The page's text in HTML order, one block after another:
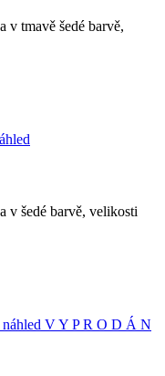
tmavě šedé barvě,
v šedé barvě, velikosti
náhled V Y P R O D Á N